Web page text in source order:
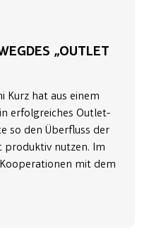
„OUTLET
Kurz hat aus einem
erfolgreiches Outlet-
so den Überfluss der
produktiv nutzen. Im
mit dem